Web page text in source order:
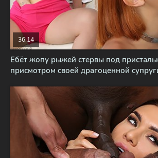
Ебёт жопу рыжей стервы под
присмотром своей драгоценной
36:14